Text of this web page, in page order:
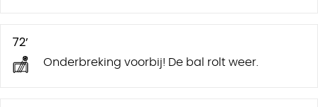
72’
Onderbreking voorbij! De bal rolt weer.